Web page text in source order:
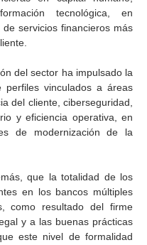
tecnológica, en
servicios financieros más
del sector ha impulsado la
perfiles vinculados a áreas
del cliente, ciberseguridad,
y eficiencia operativa, en
de modernización de la
que la totalidad de los
en los bancos múltiples
como resultado del firme
y a las buenas prácticas
este nivel de formalidad